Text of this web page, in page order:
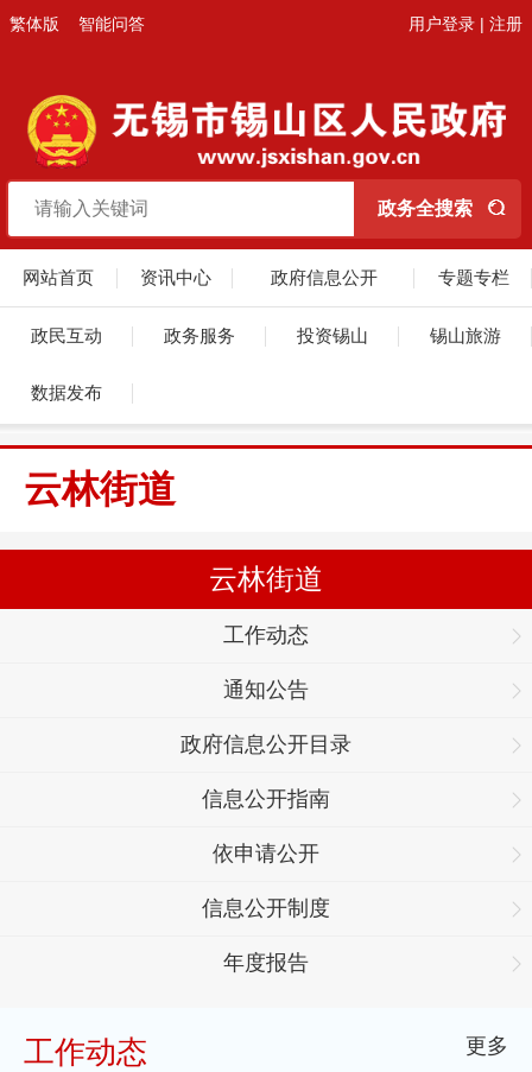
繁体版 智能问答 用户登录 | 注册
网站首页 资讯中心 政府信息公开 专题专栏
政民互动 政务服务 投资锡山 锡山旅游
数据发布
云林街道
云林街道
工作动态
通知公告
政府信息公开目录
信息公开指南
依申请公开
信息公开制度
年度报告
工作动态 更多